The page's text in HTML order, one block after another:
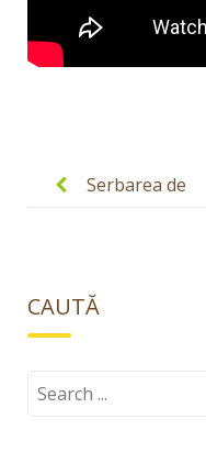
navigationSerbarea de
CAUTĂ
Search